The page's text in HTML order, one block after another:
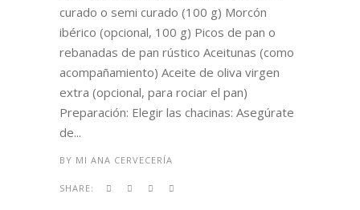
curado o semi curado (100 g) Morcón
ibérico (opcional, 100 g) Picos de pan o
rebanadas de pan rústico Aceitunas (como
acompañamiento) Aceite de oliva virgen
extra (opcional, para rociar el pan)
Preparación: Elegir las chacinas: Asegúrate
de...
BY MI ANA CERVECERÍA
SHARE: